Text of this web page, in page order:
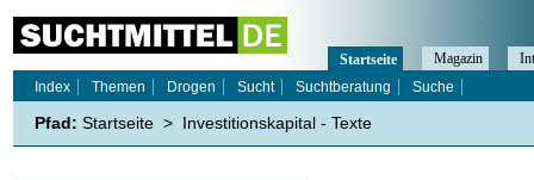
Startseite Magazin
Index
Themen Drogen Sucht Suchtberatung Suche
Pfad: Startseite > Investitionskapital - Texte